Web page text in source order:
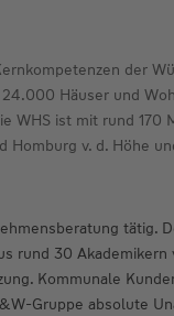
der
Häuser und
ist mit rund 170
Homburg v. d. Höhe
tätig.
rund 30
Kommunale
Gruppe absolute